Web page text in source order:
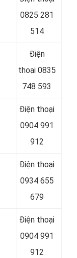
0825 281
514
Điện
thoại0835
748 593
Điện thoại
0904 991
912
Điện thoại
0934 655
679
Điện thoại
0904 991
912